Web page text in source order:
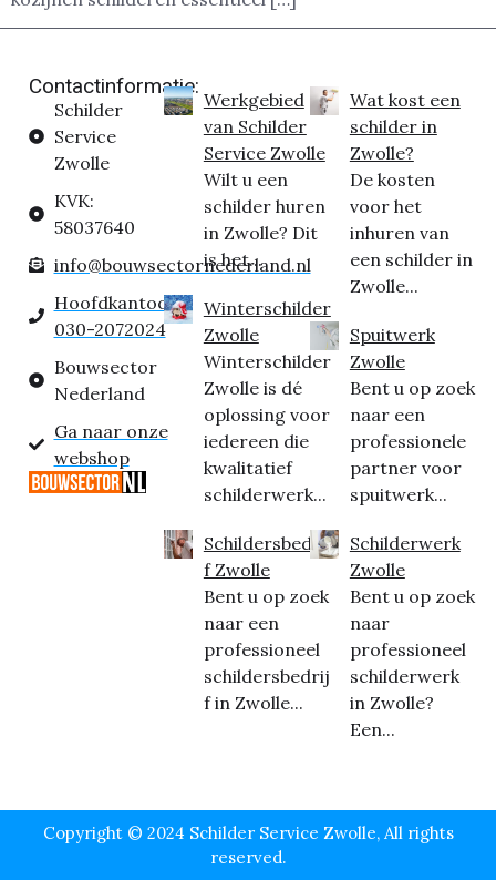
Contactinformatie:
Schilder
Service
Zwolle
KVK:
58037640
info@bouwsectornederland.nl
Hoofdkantoor:
030-2072024
Bouwsector
Nederland
Ga naar onze
webshop
Werkgebied
van Schilder
Service Zwolle
Wilt u een
schilder huren
in Zwolle? Dit
is het...
Winterschilder
Zwolle
Winterschilder
Zwolle is dé
oplossing voor
iedereen die
kwalitatief
schilderwerk...
Schildersbedrij
f Zwolle
Bent u op zoek
naar een
professioneel
schildersbedrij
f in Zwolle...
Wat kost een
schilder in
Zwolle?
De kosten
voor het
inhuren van
een schilder in
Zwolle...
Spuitwerk
Zwolle
Bent u op zoek
naar een
professionele
partner voor
spuitwerk...
Schilderwerk
Zwolle
Bent u op zoek
naar
professioneel
schilderwerk
in Zwolle?
Een...
Copyright © 2024 Schilder Service Zwolle, All rights
reserved.